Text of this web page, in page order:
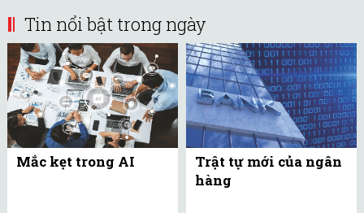
Tin nổi bật trong ngày
Mắc kẹt trong AI
Trật tự mới của ngân
hàng